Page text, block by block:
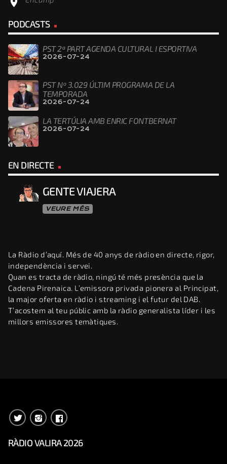
PODCASTS
PST 2ª PART AGENDA CULTURAL I ESPORTIVA
2026-07-24
PST Nº 3.029 ÚLTIM PROGRAMA DE LA
TEMPORADA
2026-07-24
LA TERTÚLIA AMB ENRIC FONTBERNAT
2026-07-24
EN DIRECTE
GENTE VIAJERA
VEURE MÉS
La Ràdio d’aquí. Més de 40 anys de ràdio en directe, rigor,
independència i servei.
Quan es tracta de ràdio, ningú té més presència que la
Cadena Pirenaica. L’emissora privada pionera al Principat,
la major oferta en ràdio i streaming i el futur del DAB.
T’acostem al teu públic amb la ràdio generalista líder i les
millors emissores temàtiques.
RÀDIO VALIRA 2026